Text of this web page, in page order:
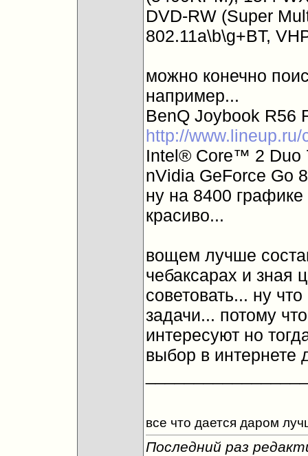
DVD-RW (Super
802.11a\b\g+BT,
можно конечно
например...
BenQ Joybook R56
http://
Intel® Core™ 2 Duo
nVidia GeForce Go
ну на 8400
красиво...
вощем лучше
чебаксарах и зная
советовать... ну
задачи... потому
интересуют но
выбор в интернете
все что дается даром
Последний раз